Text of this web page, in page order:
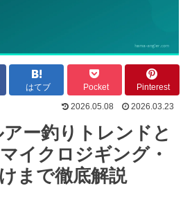
はてブ Pocket
Pinterest
2026.05.08
2026.03.23
ー釣りトレンドと
イクロジギング・
まで徹底解説